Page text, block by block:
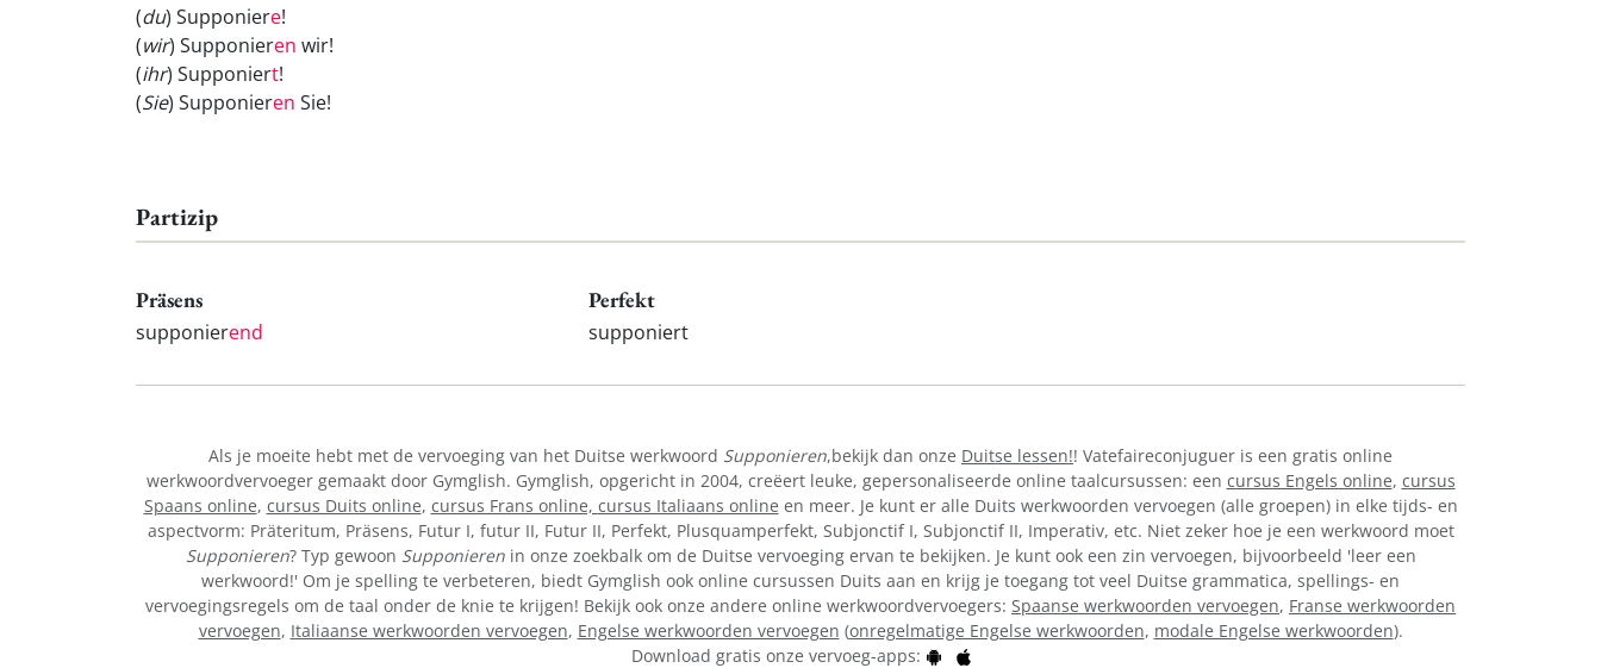
(du) Supponiere!
(wir) Supponieren wir!
(ihr) Supponiert!
(Sie) Supponieren Sie!
Partizip
Präsens
supponierend
Perfekt
supponiert
Als je moeite hebt met de vervoeging van het Duitse werkwoord Supponieren,bekijk dan onze Duitse lessen!! Vatefaireconjuguer is een gratis online
werkwoordvervoeger gemaakt door Gymglish. Gymglish, opgericht in 2004, creëert leuke, gepersonaliseerde online taalcursussen: een cursus Engels online, cursus
Spaans online, cursus Duits online, cursus Frans online, cursus Italiaans online en meer. Je kunt er alle Duits werkwoorden vervoegen (alle groepen) in elke tijds- en
aspectvorm: Präteritum, Präsens, Futur I, futur II, Futur II, Perfekt, Plusquamperfekt, Subjonctif I, Subjonctif II, Imperativ, etc. Niet zeker hoe je een werkwoord moet
Supponieren? Typ gewoon Supponierenin onze zoekbalk om de Duitse vervoeging ervan te bekijken. Je kunt ook een zin vervoegen, bijvoorbeeld 'leer een
werkwoord!' Om je spelling te verbeteren, biedt Gymglish ook online cursussen Duits aan en krijg je toegang tot veel Duitse grammatica, spellings- en
vervoegingsregels om de taal onder de knie te krijgen! Bekijk ook onze andere online werkwoordvervoegers: Spaanse werkwoorden vervoegen, Franse werkwoorden
vervoegen, Italiaanse werkwoorden vervoegen, Engelse werkwoorden vervoegen (onregelmatige Engelse werkwoorden, modale Engelse werkwoorden).
Download gratis onze vervoeg-apps: